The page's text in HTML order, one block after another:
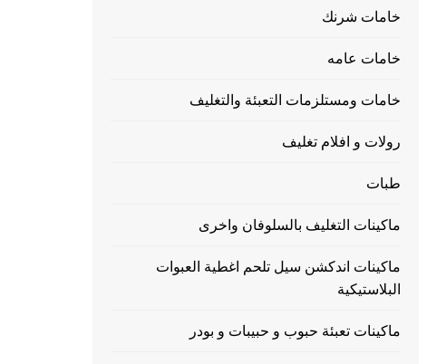
خامات شرنك
خامات عامه
خامات ومستلزمات التعبئة والتغليف
رولات و افلام تغليف
طبات
ماكينات التغليف بالسلوفان واخرى
ماكينات اندكشن سيل تلحم اغطية العبوات
البلاستيكية
ماكينات تعبئة حبوب و حبيبات و بودر